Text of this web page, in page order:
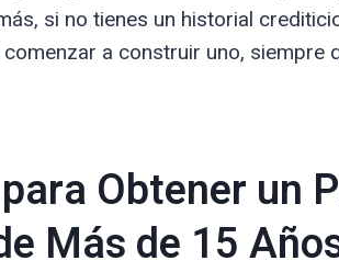
si no tienes un historial
a construir uno, siempre
Obtener un
Más de 15